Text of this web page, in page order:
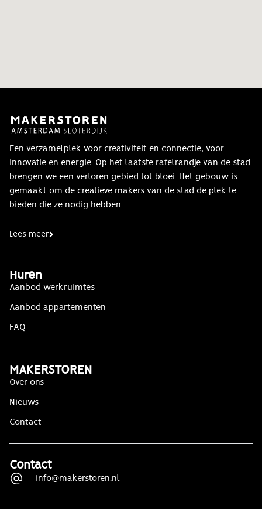
Een verzamelplek voor creativiteit en connectie, voor
innovatie en energie. Op het laatste rafelrandje van de stad
brengen we een verloren gebied tot bloei. Het gebouw is
gemaakt om de creatieve makers van de stad de plek te
bieden die ze nodig hebben.
Lees meer
Huren
Aanbod werkruimtes
Aanbod appartementen
FAQ
MAKERSTOREN
Over ons
Nieuws
Contact
Contact
info@makerstoren.nl